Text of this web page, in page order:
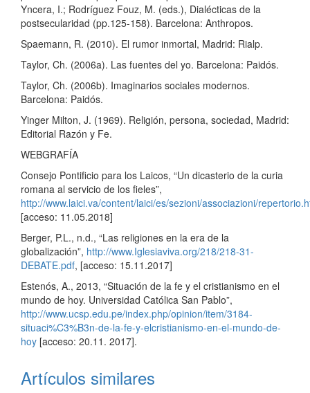
Yncera, I.; Rodríguez Fouz, M. (eds.), Dialécticas de la
postsecularidad (pp.125-158). Barcelona: Anthropos.
Spaemann, R. (2010). El rumor inmortal, Madrid: Rialp.
Taylor, Ch. (2006a). Las fuentes del yo. Barcelona: Paidós.
Taylor, Ch. (2006b). Imaginarios sociales modernos.
Barcelona: Paidós.
Yinger Milton, J. (1969). Religión, persona, sociedad, Madrid:
Editorial Razón y Fe.
WEBGRAFÍA
Consejo Pontificio para los Laicos, “Un dicasterio de la curia
romana al servicio de los fieles”,
http://www.laici.va/content/laici/es/sezioni/associazioni/
[acceso: 11.05.2018]
Berger, P.L., n.d., “Las religiones en la era de la
globalización”, http://www.Iglesiaviva.org/218/218-31-
DEBATE.pdf, [acceso: 15.11.2017]
Estenós, A., 2013, “Situación de la fe y el cristianismo en el
mundo de hoy. Universidad Católica San Pablo”,
http://www.ucsp.edu.pe/index.php/opinion/item/3184-
situaci%C3%B3n-de-la-fe-y-elcristianismo-en-el-mundo-de-
hoy [acceso: 20.11. 2017].
Artículos similares